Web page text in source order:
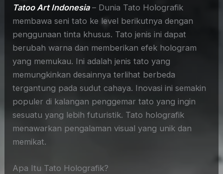
Tatoo Art Indonesia– Dunia Tato Holografik
membawa seni tato ke level berikutnya dengan
penggunaan tinta khusus. Tato jenis ini dapat
berubah warna dan memberikan efek hologram
yang memukau. Ini adalah jenis tato yang
memungkinkan desainnya terlihat berbeda
tergantung pada sudut cahaya. Inovasi ini semakin
populer di kalangan penggemar tato yang ingin
sesuatu yang lebih futuristik. Tato holografik
menawarkan pengalaman visual yang unik dan
memikat.
Apa Itu Tato Holografik?